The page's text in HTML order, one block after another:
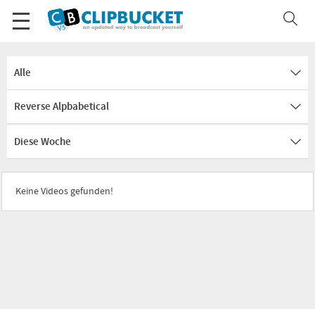
Alle
Reverse Alpbabetical
Diese Woche
Keine Videos gefunden!